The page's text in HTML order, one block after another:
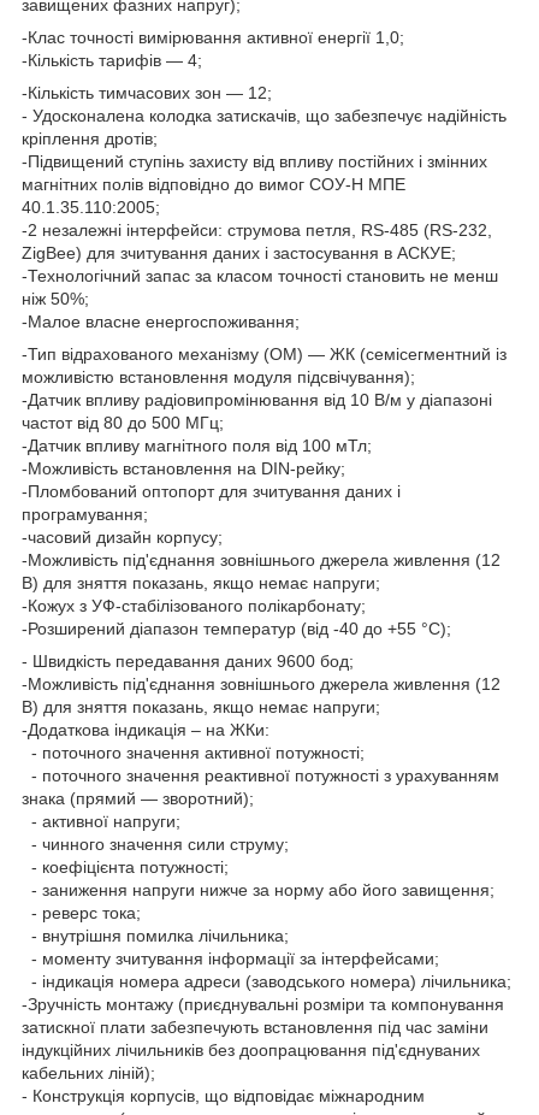
завищених фазних напруг);
-Клас точності вимірювання активної енергії 1,0;
-Кількість тарифів — 4;
-Кількість тимчасових зон — 12;
- Удосконалена колодка затискачів, що забезпечує надійність
кріплення дротів;
-Підвищений ступінь захисту від впливу постійних і змінних
магнітних полів відповідно до вимог СОУ-Н МПЕ
40.1.35.110:2005;
-2 незалежні інтерфейси: струмова петля, RS-485 (RS-232,
ZigBee) для зчитування даних і застосування в АСКУЕ;
-Технологічний запас за класом точності становить не менш
ніж 50%;
-Малое власне енергоспоживання;
-Тип відрахованого механізму (ОМ) — ЖК (семісегментний із
можливістю встановлення модуля підсвічування);
-Датчик впливу радіовипромінювання від 10 В/м у діапазоні
частот від 80 до 500 МГц;
-Датчик впливу магнітного поля від 100 мТл;
-Можливість встановлення на DIN-рейку;
-Пломбований оптопорт для зчитування даних і
програмування;
-часовий дизайн корпусу;
-Можливість під'єднання зовнішнього джерела живлення (12
В) для зняття показань, якщо немає напруги;
-Кожух з УФ-стабілізованого полікарбонату;
-Розширений діапазон температур (від -40 до +55 °C);
- Швидкість передавання даних 9600 бод;
-Можливість під'єднання зовнішнього джерела живлення (12
В) для зняття показань, якщо немає напруги;
-Додаткова індикація – на ЖКи:
- поточного значення активної потужності;
- поточного значення реактивної потужності з урахуванням
знака (прямий — зворотний);
- активної напруги;
- чинного значення сили струму;
- коефіцієнта потужності;
- заниження напруги нижче за норму або його завищення;
- реверс тока;
- внутрішня помилка лічильника;
- моменту зчитування інформації за інтерфейсами;
- індикація номера адреси (заводського номера) лічильника;
-Зручність монтажу (приєднувальні розміри та компонування
затискної плати забезпечують встановлення під час заміни
індукційних лічильників без доопрацювання під'єднуваних
кабельних ліній);
- Конструкція корпусів, що відповідає міжнародним